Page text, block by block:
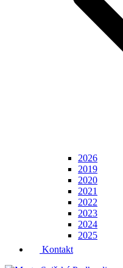
2026
2019
2020
2021
2022
2023
2024
2025
Kontakt